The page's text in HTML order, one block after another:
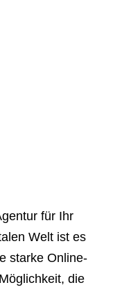
für Ihr
Welt ist es
starke Online-
die